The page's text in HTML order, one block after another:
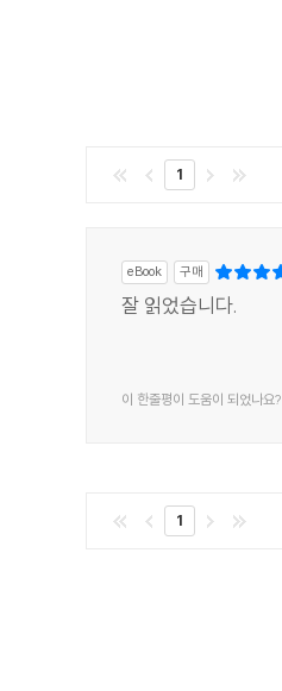
1
eBook 구매
잘 읽었습니다.
이 한줄평이 도움이 되었나요?
1